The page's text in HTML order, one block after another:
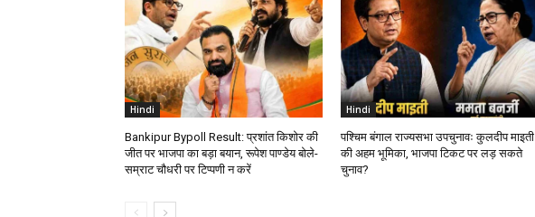
Hindi
Bankipur Bypoll Result: प्रशांत किशोर की
जीत पर भाजपा का बड़ा बयान, रूपेश पाण्डेय बोले-
सम्राट चौधरी पर टिप्पणी न करें
Hindi
पश्चिम बंगाल राज्यसभा उपचुनावः कुलदीप माइती
की अहम भूमिका, भाजपा टिकट पर लड़ सकते
चुनाव?